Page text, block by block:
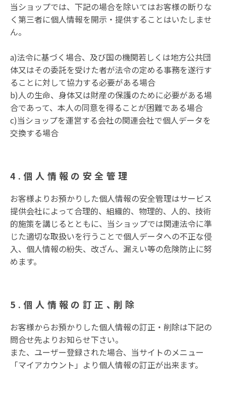
当ショップでは、下記の場合を除いてはお客様の断りな
く第三者に個人情報を開示・提供することはいたしませ
ん。
a)法令に基づく場合、及び国の機関若しくは地方公共団
体又はその委託を受けた者が法令の定める事務を遂行す
ることに対して協力する必要がある場合
b)人の生命、身体又は財産の保護のために必要がある場
合であって、本人の同意を得ることが困難である場合
c)当ショップを運営する会社の関連会社で個人データを
交換する場合
4.個人情報の安全管理
お客様よりお預かりした個人情報の安全管理はサービス
提供会社によって合理的、組織的、物理的、人的、技術
的施策を講じるとともに、当ショップでは関連法令に準
じた適切な取扱いを行うことで個人データへの不正な侵
入、個人情報の紛失、改ざん、漏えい等の危険防止に努
めます。
5.個人情報の訂正、削除
お客様からお預かりした個人情報の訂正・削除は下記の
問合せ先よりお知らせ下さい。
また、ユーザー登録された場合、当サイトのメニュー
「マイアカウント」より個人情報の訂正が出来ます。